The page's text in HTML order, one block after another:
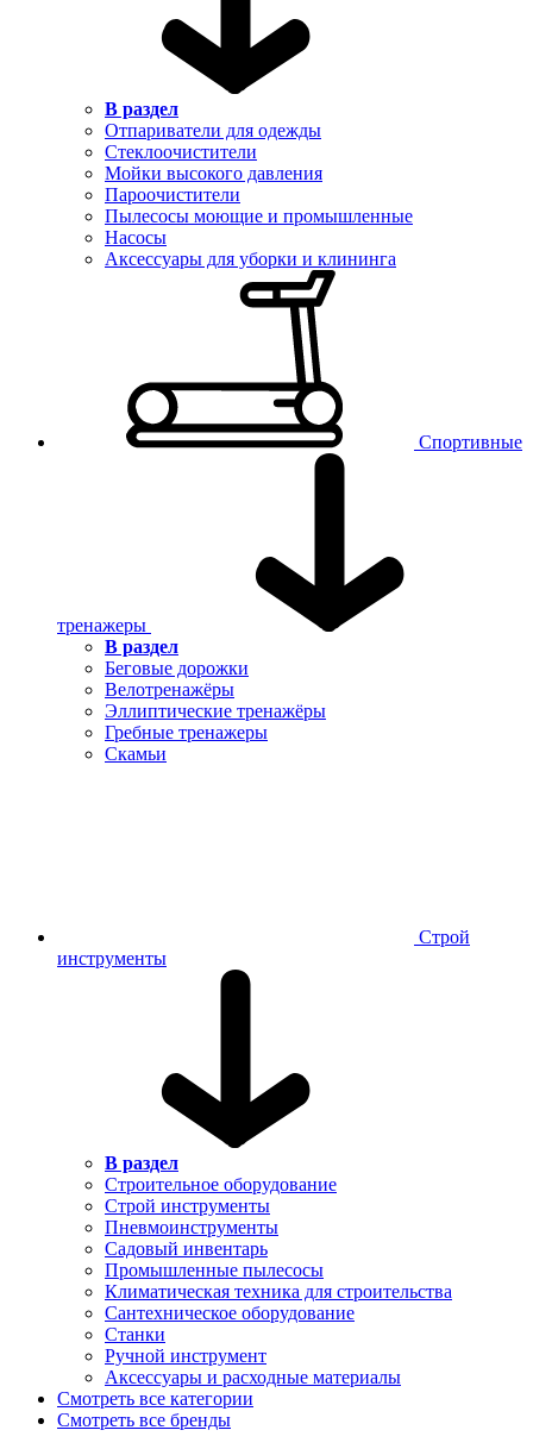
В раздел
Отпариватели для одежды
Стеклоочистители
Мойки высокого давления
Пароочистители
Пылесосы моющие и промышленные
Насосы
Аксессуары для уборки и клининга
Спортивные
тренажеры
В раздел
Беговые дорожки
Велотренажёры
Эллиптические тренажёры
Гребные тренажеры
Скамьи
Строй
инструменты
В раздел
Строительное оборудование
Строй инструменты
Пневмоинструменты
Садовый инвентарь
Промышленные пылесосы
Климатическая техника для строительства
Сантехническое оборудование
Станки
Ручной инструмент
Аксессуары и расходные материалы
Смотреть все категории
Смотреть все бренды